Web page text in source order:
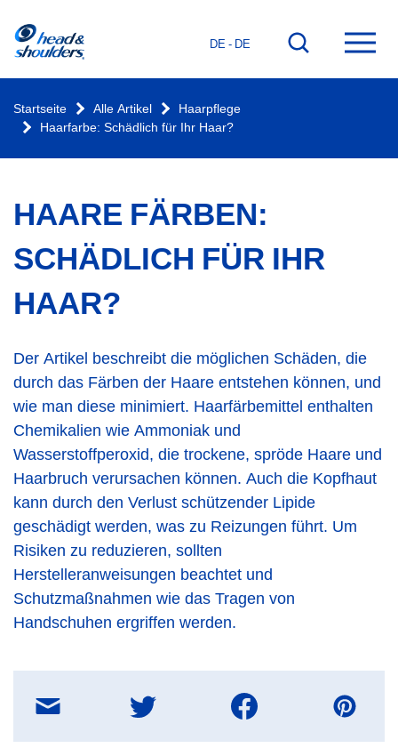
DE - DE
Zur
Suchfunktion
Startseite Alle Artikel
Haarpflege
Haarfarbe: Schädlich für Ihr Haar?
HAARE FÄRBEN:
SCHÄDLICH FÜR IHR
HAAR?
Der Artikel beschreibt die möglichen Schäden, die
durch das Färben der Haare entstehen können, und
wie man diese minimiert. Haarfärbemittel enthalten
Chemikalien wie Ammoniak und
Wasserstoffperoxid, die trockene, spröde Haare und
Haarbruch verursachen können. Auch die Kopfhaut
kann durch den Verlust schützender Lipide
geschädigt werden, was zu Reizungen führt. Um
Risiken zu reduzieren, sollten
Herstelleranweisungen beachtet und
Schutzmaßnahmen wie das Tragen von
Handschuhen ergriffen werden.